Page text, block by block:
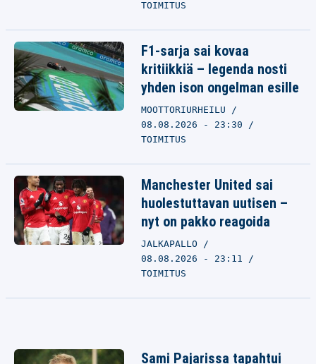
TOIMITUS
F1-sarja sai kovaa
kritiikkiä – legenda nosti
yhden ison ongelman esille
MOOTTORIURHEILU
08.08.2026 - 23:30
TOIMITUS
Manchester United sai
huolestuttavan uutisen –
nyt on pakko reagoida
JALKAPALLO
08.08.2026 - 23:11
TOIMITUS
Sami Pajarissa tapahtui